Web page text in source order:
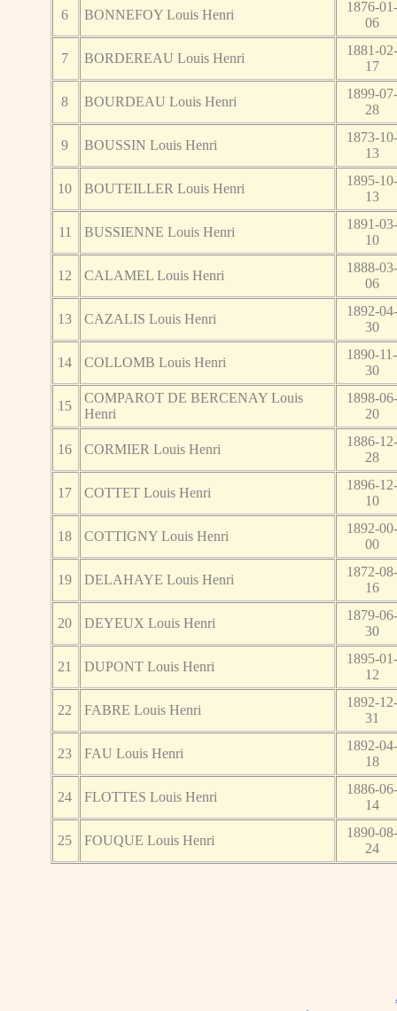
6 BONNEFOY Louis Henri
1876-01-
06
7 BORDEREAU Louis Henri
1881-02-
17
8 BOURDEAU Louis Henri
1899-07-
28
9 BOUSSIN Louis Henri
1873-10-
13
10 BOUTEILLER Louis Henri
1895-10-
13
11 BUSSIENNE Louis Henri
1891-03-
10
12 CALAMEL Louis Henri
1888-03-
06
13 CAZALIS Louis Henri
1892-04-
30
14 COLLOMB Louis Henri
1890-11-
30
15
COMPAROT DE BERCENAY Louis
Henri
1898-06-
20
16 CORMIER Louis Henri
1886-12-
28
17 COTTET Louis Henri
1896-12-
10
18 COTTIGNY Louis Henri
1892-00-
00
19 DELAHAYE Louis Henri
1872-08-
16
20 DEYEUX Louis Henri
1879-06-
30
21 DUPONT Louis Henri
1895-01-
12
22 FABRE Louis Henri
1892-12-
31
23 FAU Louis Henri
1892-04-
18
24 FLOTTES Louis Henri
1886-06-
14
25 FOUQUE Louis Henri
1890-08-
24